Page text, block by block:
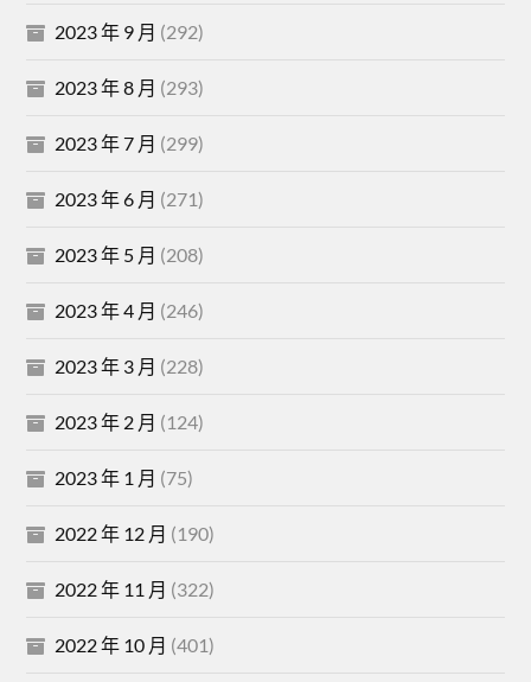
2023 年 9 月 (292)
2023 年 8 月 (293)
2023 年 7 月 (299)
2023 年 6 月 (271)
2023 年 5 月 (208)
2023 年 4 月 (246)
2023 年 3 月 (228)
2023 年 2 月 (124)
2023 年 1 月 (75)
2022 年 12 月 (190)
2022 年 11 月 (322)
2022 年 10 月 (401)